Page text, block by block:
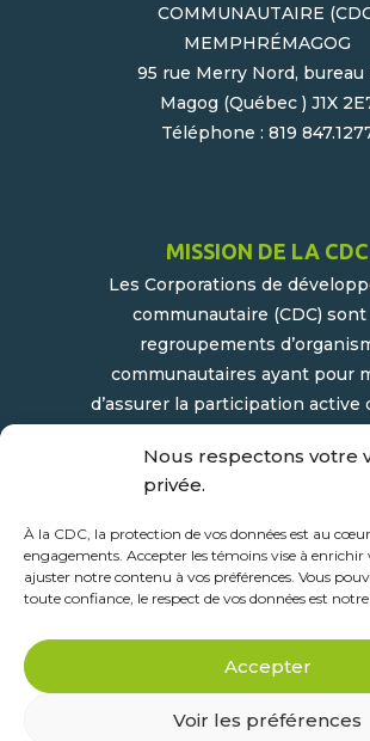
Nous respectons votre
privée.
À la CDC, la protection de vos données est au
engagements. Accepter les témoins vise à
ajuster notre contenu à vos préférences. Vous
toute confiance, le respect de vos données est
Accepter
Voir les préférences
COMMUNAUTAIRE
MEMPHRÉMAGOG
95 rue Merry Nord, bureau
Magog (Québec ) J1X
Téléphone : 819
MISSION DE LA CDC
Les Corporations de
communautaire (CDC) sont
regroupements
communautaires ayant pour
d’assurer la participation active
développement
Solutions web >